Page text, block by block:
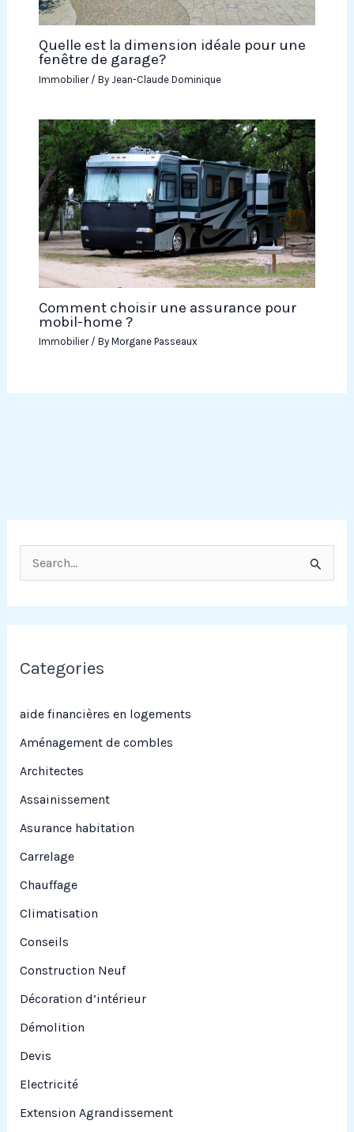
e
c
c
:
Categories
aide financières en logements
Aménagement de combles
Architectes
Assainissement
Asurance habitation
Carrelage
Chauffage
Climatisation
Conseils
Construction Neuf
Décoration d’intérieur
Démolition
Devis
Electricité
Extension Agrandissement
Quelle est la dimension idéale pour une
fenêtre de garage?
Immobilier/ By Jean-Claude Dominique
Comment choisir une assurance pour
mobil-home ?
Immobilier/ By Morgane Passeaux